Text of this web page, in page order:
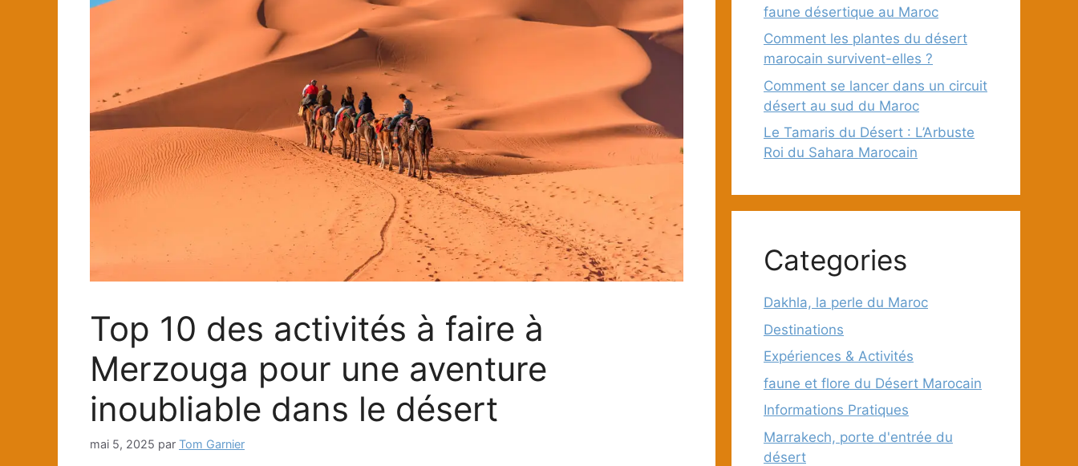
Top 10 des activités à faire à
Merzouga pour une aventure
inoubliable dans le désert
mai 5, 2025 par Tom Garnier
faune désertique au Maroc
Comment les plantes du désert
marocain survivent-elles ?
Comment se lancer dans un circuit
désert au sud du Maroc
Le Tamaris du Désert : L’Arbuste
Roi du Sahara Marocain
Categories
Dakhla, la perle du Maroc
Destinations
Expériences & Activités
faune et flore du Désert Marocain
Informations Pratiques
Marrakech, porte d'entrée du
désert